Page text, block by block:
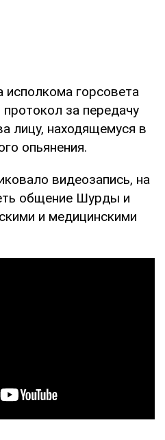
исполкома горсовета
за передачу
лицу, находящемуся в
опьянения.
видеозапись, на
общение Шурды и
и медицинскими